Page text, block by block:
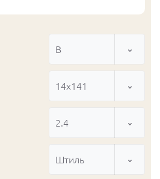
В
14x141
2.4
Штиль